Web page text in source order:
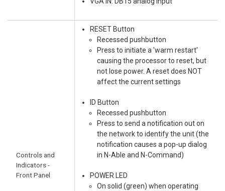
Controls and
Indicators -
Front Panel
RESET Button
Recessed pushbutton
Press to initiate a 'warm restart'
causing the processor to reset, but
not lose power. A reset does NOT
affect the current settings
ID Button
Recessed pushbutton
Press to send a notification out on
the network to identify the unit (the
notification causes a pop-up dialog
in N-Able and N-Command)
POWER LED
On solid (green) when operating